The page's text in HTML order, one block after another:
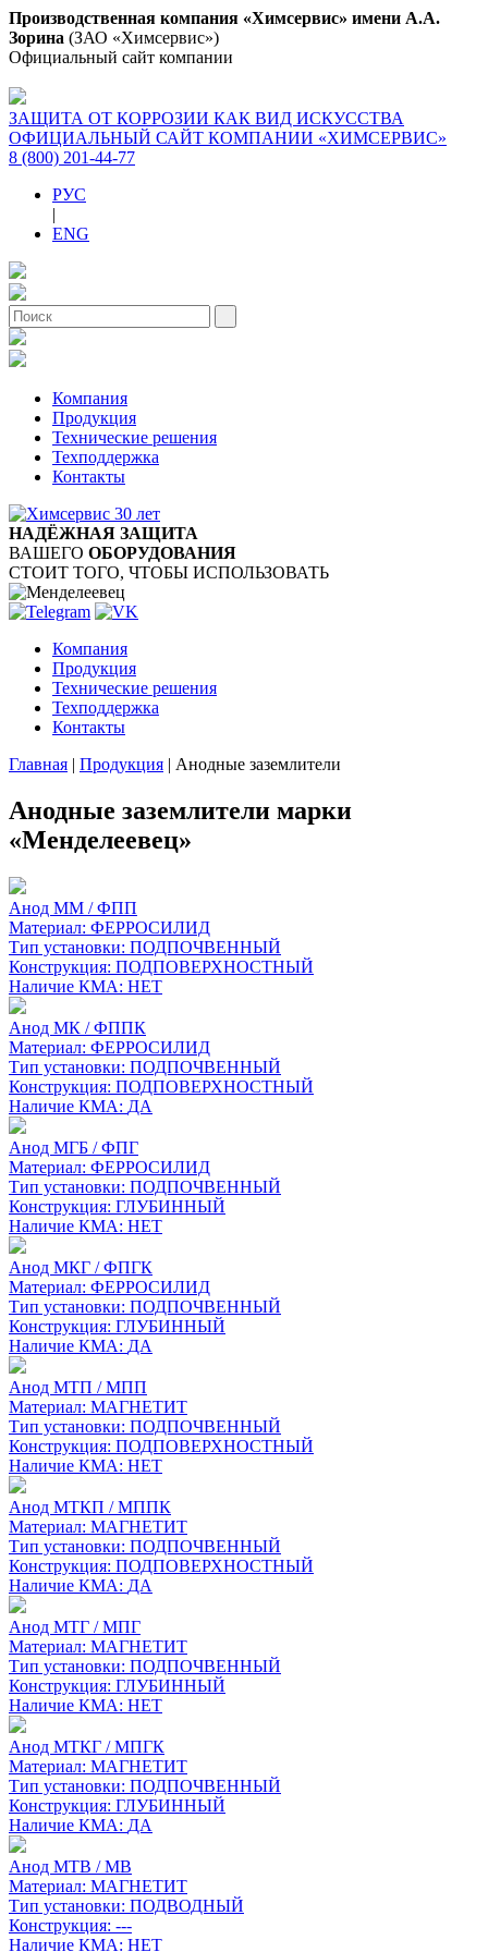
Производственная компания «Химсервис» имени А.А.
Зорина (ЗАО «Химсервис»)
Официальный сайт компании
ЗАЩИТА ОТ КОРРОЗИИ КАК ВИД ИСКУССТВА
ОФИЦИАЛЬНЫЙ САЙТ КОМПАНИИ «ХИМСЕРВИС»
8 (800) 201-44-77
РУС
|
ENG
Компания
Продукция
Технические решения
Техподдержка
Контакты
НАДЁЖНАЯ ЗАЩИТА
ВАШЕГО ОБОРУДОВАНИЯ
СТОИТ ТОГО, ЧТОБЫ ИСПОЛЬЗОВАТЬ
Компания
Продукция
Технические решения
Техподдержка
Контакты
Главная | Продукция | Анодные заземлители
Анодные заземлители марки
«Менделеевец»
Анод ММ / ФПП
Материал: ФЕРРОСИЛИД
Тип установки: ПОДПОЧВЕННЫЙ
Конструкция: ПОДПОВЕРХНОСТНЫЙ
Наличие КМА: НЕТ
Анод МК / ФППК
Материал: ФЕРРОСИЛИД
Тип установки: ПОДПОЧВЕННЫЙ
Конструкция: ПОДПОВЕРХНОСТНЫЙ
Наличие КМА: ДА
Анод МГБ / ФПГ
Материал: ФЕРРОСИЛИД
Тип установки: ПОДПОЧВЕННЫЙ
Конструкция: ГЛУБИННЫЙ
Наличие КМА: НЕТ
Анод МКГ / ФПГК
Материал: ФЕРРОСИЛИД
Тип установки: ПОДПОЧВЕННЫЙ
Конструкция: ГЛУБИННЫЙ
Наличие КМА: ДА
Анод МТП / МПП
Материал: МАГНЕТИТ
Тип установки: ПОДПОЧВЕННЫЙ
Конструкция: ПОДПОВЕРХНОСТНЫЙ
Наличие КМА: НЕТ
Анод МТКП / МППК
Материал: МАГНЕТИТ
Тип установки: ПОДПОЧВЕННЫЙ
Конструкция: ПОДПОВЕРХНОСТНЫЙ
Наличие КМА: ДА
Анод МТГ / МПГ
Материал: МАГНЕТИТ
Тип установки: ПОДПОЧВЕННЫЙ
Конструкция: ГЛУБИННЫЙ
Наличие КМА: НЕТ
Анод МТКГ / МПГК
Материал: МАГНЕТИТ
Тип установки: ПОДПОЧВЕННЫЙ
Конструкция: ГЛУБИННЫЙ
Наличие КМА: ДА
Анод МТВ / МВ
Материал: МАГНЕТИТ
Тип установки: ПОДВОДНЫЙ
Конструкция: ---
Наличие КМА: НЕТ